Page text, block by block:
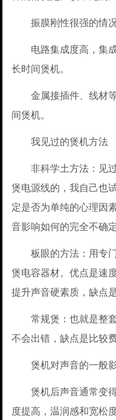
振膜刚性很强的情况
电路集成度高，集成
长时间煲机。
金属接插件、线材等
间煲机。
我见过的煲机方法
非科学土方法：见过
煲电源线的，我自己也
定是否为单纯的心理因
音影响如何的完全不确定
板眼的方法：用专门
煲电容器材。优点是速
提升声音硬素质，缺点
常规煲：也就是整套
不会出错，缺点是比较
煲机对声音的一般
煲机后声音通常变得
度提高，温润感和宽松